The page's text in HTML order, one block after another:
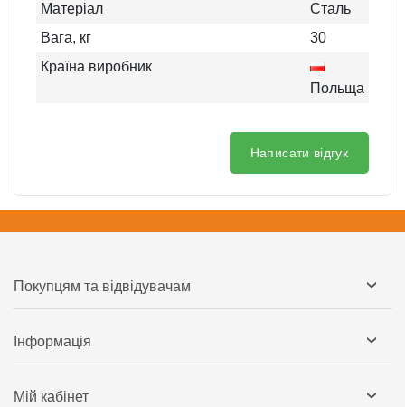
Матеріал
Сталь
Вага, кг
30
Країна виробник
Польща
Написати відгук
Покупцям та відвідувачам
Інформація
Мій кабінет